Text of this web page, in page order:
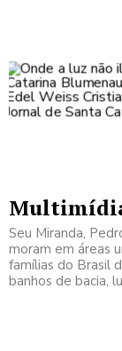
Seu Miranda,
moram em áreas
famílias do Brasil
banhos de bacia,